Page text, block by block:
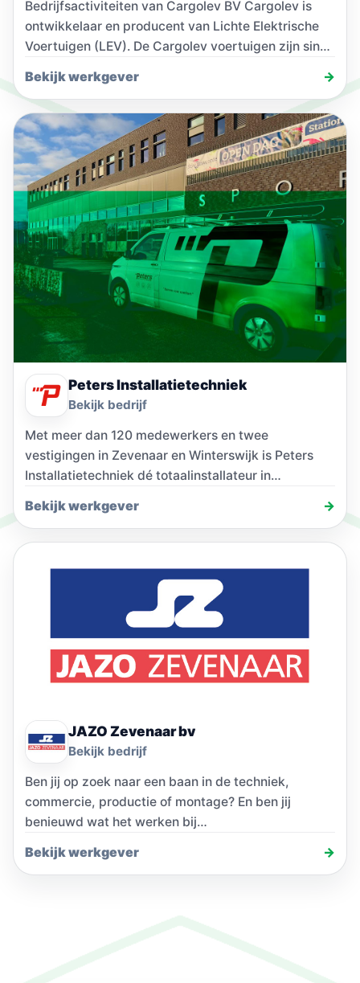
Bedrijfsactiviteiten van Cargolev BV Cargolev is
ontwikkelaar en producent van Lichte Elektrische
Voertuigen (LEV). De Cargolev voertuigen zijn sinds
Bekijk werkgever →
Peters Installatietechniek
Bekijk bedrijf
Met meer dan 120 medewerkers en twee
vestigingen in Zevenaar en Winterswijk is Peters
Installatietechniek dé totaalinstallateur in
Bekijk werkgever →
JAZO Zevenaar bv
Bekijk bedrijf
Ben jij op zoek naar een baan in de techniek,
commercie, productie of montage? En ben jij
benieuwd wat het werken bij…
Bekijk werkgever →